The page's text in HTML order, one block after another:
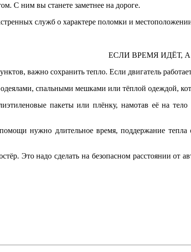
С ним вы станете заметнее на дороге.
служб о характере поломки и
ЕСЛИ ВРЕМЯ ИДЁТ,
важно сохранить тепло. Если двигатель
спальными мешками или тёплой одеждой,
пакеты или плёнку, намотав её на
нужно длительное время, поддержание
Это надо сделать на безопасном расстоянии